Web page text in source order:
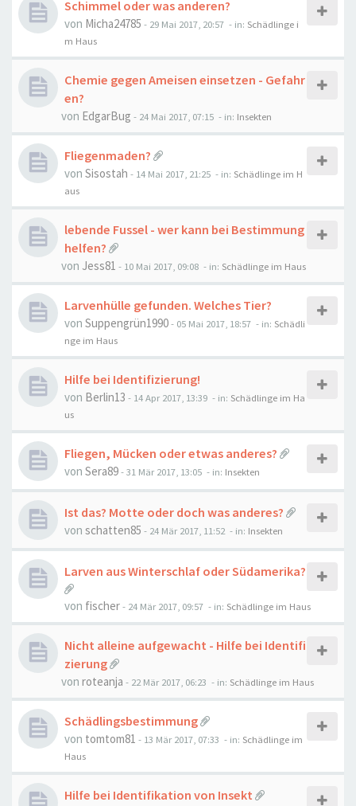
Schimmel oder was anderen?
von Micha24785 - 29 Mai 2017, 20:57 - in: Schädlinge i
m Haus
Chemie gegen Ameisen einsetzen - Gefahr
en?
von EdgarBug - 24 Mai 2017, 07:15 - in: Insekten
Fliegenmaden?
von Sisostah - 14 Mai 2017, 21:25 - in: Schädlinge im H
aus
lebende Fussel - wer kann bei Bestimmung
helfen?
von Jess81 - 10 Mai 2017, 09:08 - in: Schädlinge im Haus
Larvenhülle gefunden. Welches Tier?
von Suppengrün1990- 05 Mai 2017, 18:57 - in: Schädli
nge im Haus
Hilfe bei Identifizierung!
von Berlin13 - 14 Apr 2017, 13:39 - in: Schädlinge im Ha
us
Fliegen, Mücken oder etwas anderes?
von Sera89-31 Mär 2017, 13:05 - in: Insekten
Ist das? Motte oder doch was anderes?
von schatten85 - 24 Mär 2017, 11:52 - in: Insekten
Larven aus Winterschlaf oder Südamerika?
von fischer- 24 Mär 2017, 09:57 - in: Schädlinge im Haus
Nicht alleine aufgewacht - Hilfe bei Identifi
zierung
von roteanja - 22 Mär 2017, 06:23 - in: Schädlinge im Haus
Schädlingsbestimmung
von tomtom81 - 13 Mär 2017, 07:33 - in: Schädlinge im
Haus
Hilfe bei Identifikation von Insekt